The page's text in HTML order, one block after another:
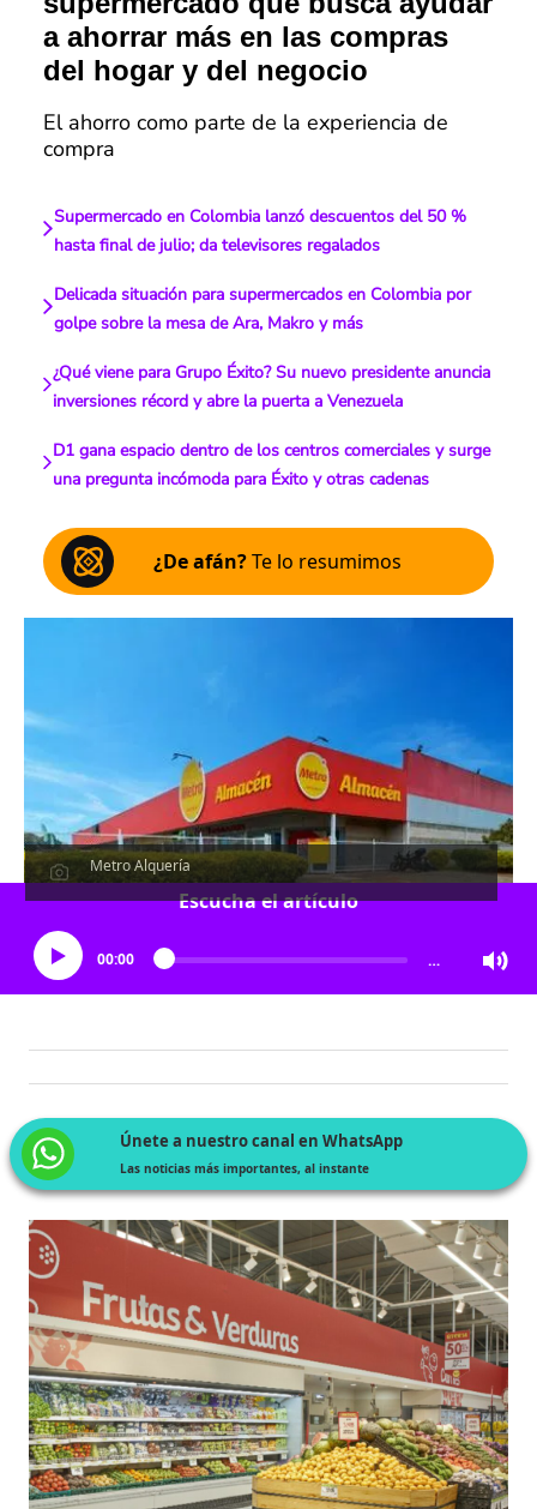
a ahorrar más en las compras
del hogar y del negocio
El ahorro como parte de la experiencia de
compra
Supermercado en Colombia lanzó descuentos del 50 %
hasta final de julio; da televisores regalados
Delicada situación para supermercados en Colombia por
golpe sobre la mesa de Ara, Makro y más
¿Qué viene para Grupo Éxito? Su nuevo presidente anuncia
inversiones récord y abre la puerta a Venezuela
D1 gana espacio dentro de los centros comerciales y surge
una pregunta incómoda para Éxito y otras cadenas
¿De afán?Te lo resumimos
Metro Alquería
Escucha el artículo
00:00 …
Únete a nuestro canal en WhatsApp
Las noticias más importantes, al instante